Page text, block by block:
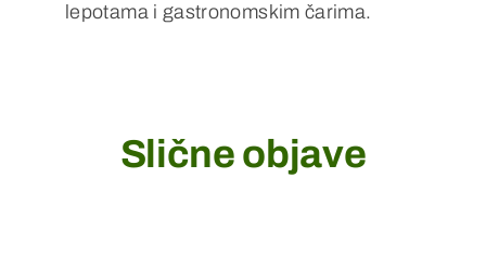
lepotama i gastronomskim čarima.
Slične objave